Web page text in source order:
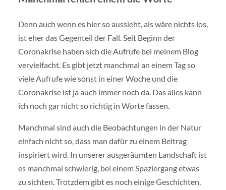
Denn auch wenn es hier so aussieht, als wäre nichts los,
ist eher das Gegenteil der Fall. Seit Beginn der
Coronakrise haben sich die Aufrufe bei meinem Blog
vervielfacht. Es gibt jetzt manchmal an einem Tag so
viele Aufrufe wie sonst in einer Woche und die
Coronakrise ist ja auch immer noch da. Das alles kann
ich noch gar nicht so richtig in Worte fassen.
Manchmal sind auch die Beobachtungen in der Natur
einfach nicht so, dass man dafür zu einem Beitrag
inspiriert wird. In unserer ausgeräumten Landschaft ist
es manchmal schwierig, bei einem Spaziergang etwas
zu sichten. Trotzdem gibt es noch einige Geschichten,